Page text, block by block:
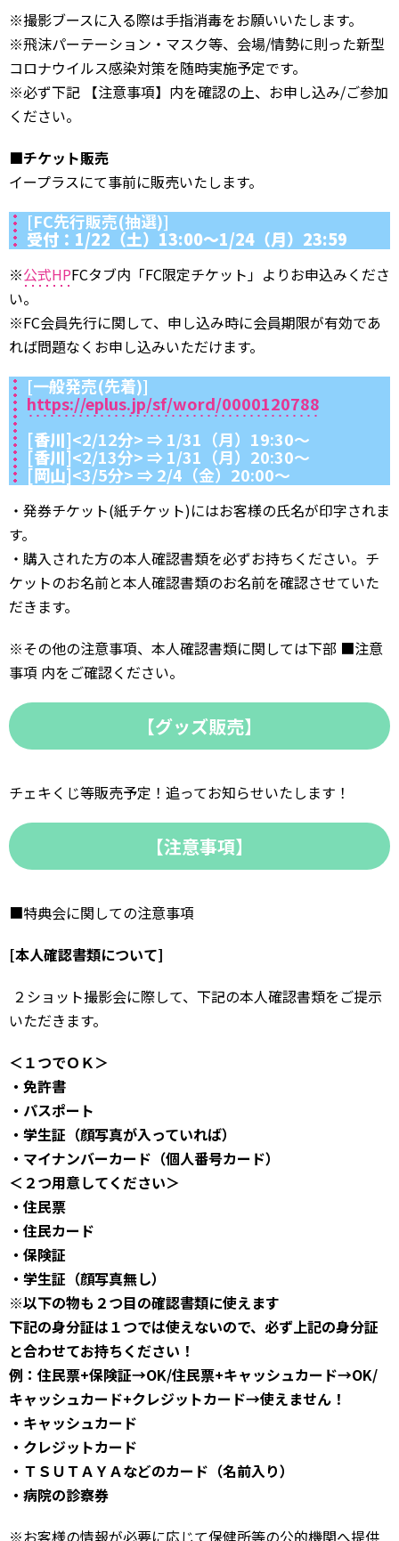
※撮影ブースに入る際は手指消毒をお願いいたします。
※飛沫パーテーション・マスク等、会場/情勢に則った新型
コロナウイルス感染対策を随時実施予定です。
※必ず下記 【注意事項】内を確認の上、お申し込み/ご参加
ください。
■チケット販売
イープラスにて事前に販売いたします。
[FC先行販売(抽選)]
受付：1/22（土）13:00～1/24（月）23:59
※公式HPFCタブ内「FC限定チケット」よりお申込みくださ
い。
※FC会員先行に関して、申し込み時に会員期限が有効であ
れば問題なくお申し込みいただけます。
[一般発売(先着)]
https://eplus.jp/sf/word/0000120788
[香川]<2/12分> ⇒ 1/31（月）19:30～
[香川]<2/13分> ⇒ 1/31（月）20:30～
[岡山]<3/5分> ⇒ 2/4（金）20:00～
・発券チケット(紙チケット)にはお客様の氏名が印字されま
す。
・購入された方の本人確認書類を必ずお持ちください。チ
ケットのお名前と本人確認書類のお名前を確認させていた
だきます。
※その他の注意事項、本人確認書類に関しては下部 ■注意
事項 内をご確認ください。
【グッズ販売】
チェキくじ等販売予定！追ってお知らせいたします！
【注意事項】
■特典会に関しての注意事項
[本人確認書類について]
２ショット撮影会に際して、下記の本人確認書類をご提示
いただきます。
＜１つでＯＫ＞
・免許書
・パスポート
・学生証（顔写真が入っていれば）
・マイナンバーカード（個人番号カード）
＜２つ用意してください＞
・住民票
・住民カード
・保険証
・学生証（顔写真無し）
※以下の物も２つ目の確認書類に使えます
下記の身分証は１つでは使えないので、必ず上記の身分証
と合わせてお持ちください！
例：住民票+保険証→OK/住民票+キャッシュカード→OK/
キャッシュカード+クレジットカード→使えません！
・キャッシュカード
・クレジットカード
・ＴＳＵＴＡＹＡなどのカード（名前入り）
・病院の診察券
※お客様の情報が必要に応じて保健所等の公的機関へ提供